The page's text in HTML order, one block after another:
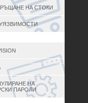
НА СТОКИ
НА
ПАРОЛИ